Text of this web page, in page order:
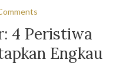
4 Peristiwa
Engkau